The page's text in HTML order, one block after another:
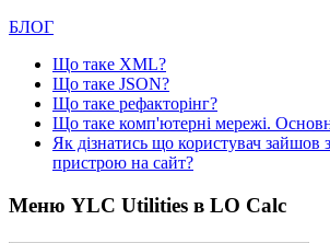
БЛОГ
Що таке XML?
Що таке JSON?
Що таке рефакторінг?
Що таке комп'ютерні мережі.
Як дізнатись що користувач зайшов
пристрою на сайт?
Меню YLC Utilities в LO Calc